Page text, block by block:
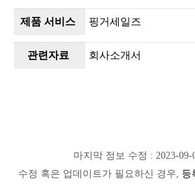
제품 서비스 핑거세일즈
관련자료 회사소개서
마지막 정보 수정 : 2023-09-
수정 혹은 업데이트가 필요하신 경우, 등